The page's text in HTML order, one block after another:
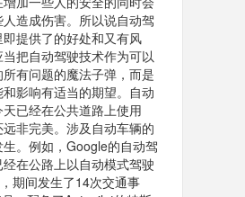
造成伤害。所以说自动驾
提供了的好处和又有风
把自动驾驶技术作为可以
有问题的魔法子弹，而是
影响有适当的期望。自动
已经在公共道路上使用
非完美。涉及自动车辆的
。例如，Google的自动驾
在公路上以自动模式驾驶
期间发生了14次交通事